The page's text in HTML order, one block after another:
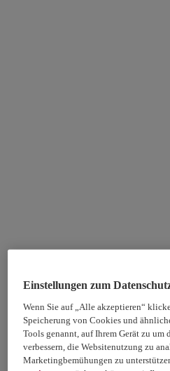
Einstellungen zum
Wenn Sie auf „Alle akzeptieren“
Speicherung von Cookies und
Tools genannt, auf Ihrem Gerät zu um
verbessern, die Websitenutzung zu
Marketingbemühungen zu